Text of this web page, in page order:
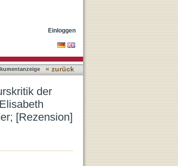
und Hans
Einloggen
« zurück
der
[Rezension]